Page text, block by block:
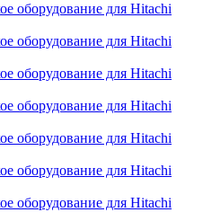
оборудование для Hitachi
оборудование для Hitachi
оборудование для Hitachi
оборудование для Hitachi
оборудование для Hitachi
оборудование для Hitachi
оборудование для Hitachi